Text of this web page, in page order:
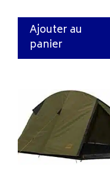
Ajouter au
panier